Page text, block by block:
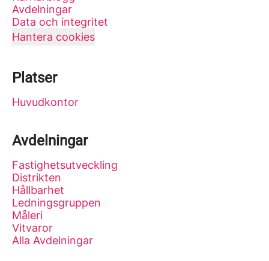
Avdelningar
Data och integritet
Hantera cookies
Platser
Huvudkontor
Avdelningar
Fastighetsutveckling
Distrikten
Hållbarhet
Ledningsgruppen
Måleri
Vitvaror
Alla Avdelningar